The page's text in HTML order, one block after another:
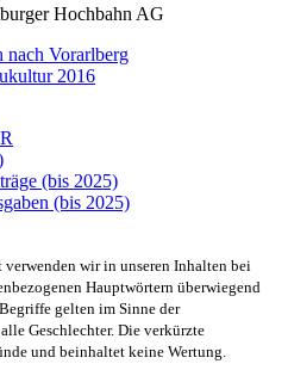
Hochbahn AG
Vorarlberg
2016
(bis 2025)
(bis 2025)
verwenden wir in unseren Inhalten bei
Hauptwörtern überwiegend
gelten im Sinne der
Geschlechter. Die verkürzte
und beinhaltet keine Wertung.